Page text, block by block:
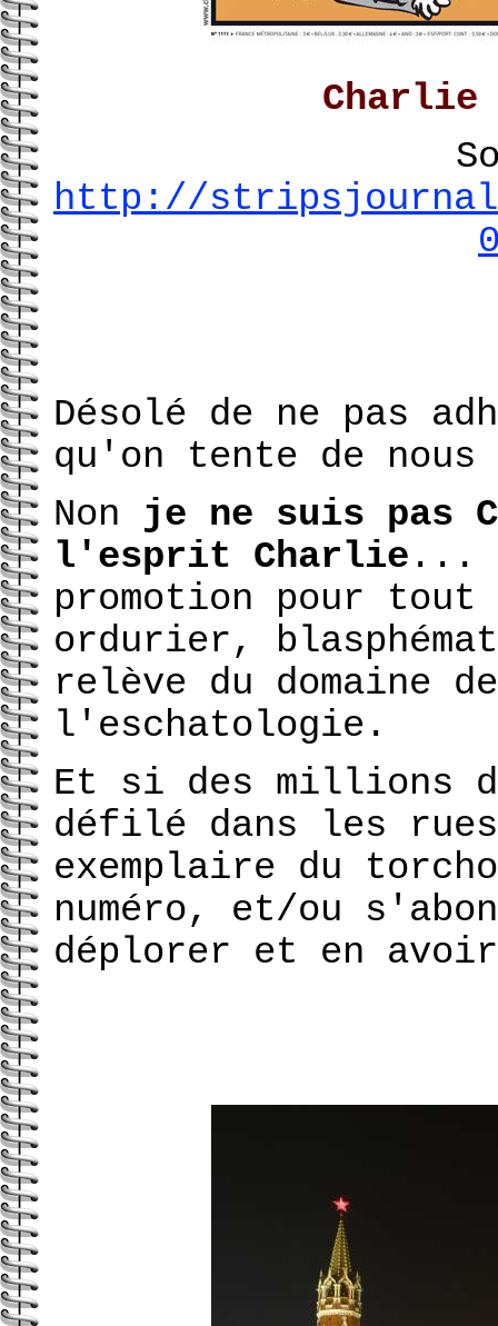
Charlie
http://
Désolé de ne pas
qu'on tente de nous
Non je ne suis pas
l'esprit Charlie ...
promotion pour
ordurier,
relève du domaine
l'eschatologie.
Et si des millions
défilé dans les
exemplaire du
numéro, et/ou
déplorer et en